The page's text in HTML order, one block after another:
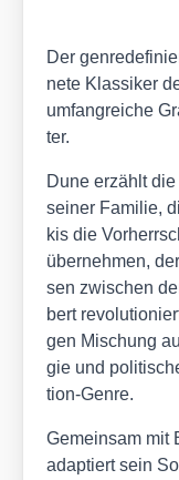
Der
ne­te Klas­si­ker
umfang­rei­che
ter.
Dune erzählt
sei­ner Fami­lie,
kis die
über­neh­men,
sen zwi­schen
bert
gen Mischung
gie und
tion-Gen­re.
Gemein­sam mit
adap­tiert sein